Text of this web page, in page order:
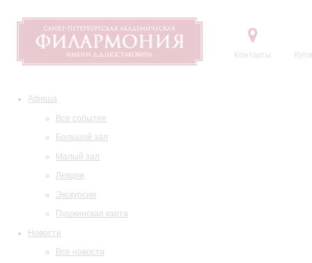
Контакты
Афиша
Все события
Большой зал
Малый зал
Лекции
Экскурсии
Пушкинская карта
Новости
Все новости